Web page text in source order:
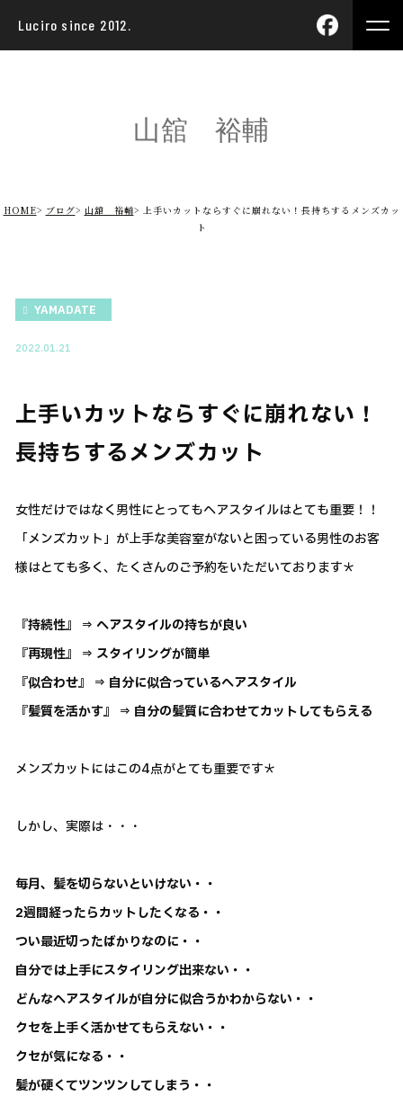
Luciro since 2012.
山舘 裕輔
HOME ブログ 山舘 裕輔
上手いカットならすぐに崩れない！長持ちするメンズカッ
ト
YAMADATE
2022.01.21
上手いカットならすぐに崩れない！
長持ちするメンズカット
女性だけではなく男性にとってもヘアスタイルはとても重要！！
「メンズカット」が上手な美容室がないと困っている男性のお客
様はとても多く、たくさんのご予約をいただいております＊
『持続性』 ⇒ ヘアスタイルの持ちが良い
『再現性』 ⇒ スタイリングが簡単
『似合わせ』 ⇒ 自分に似合っているヘアスタイル
『髪質を活かす』 ⇒ 自分の髪質に合わせてカットしてもらえる
メンズカットにはこの4点がとても重要です＊
しかし、実際は・・・
毎月、髪を切らないといけない・・
2週間経ったらカットしたくなる・・
つい最近切ったばかりなのに・・
自分では上手にスタイリング出来ない・・
どんなヘアスタイルが自分に似合うかわからない・・
クセを上手く活かせてもらえない・・
クセが気になる・・
髪が硬くてツンツンしてしまう・・